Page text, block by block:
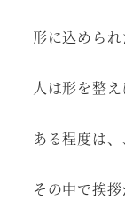
形に込めら
人は形を整
ある程度は
その中で挨